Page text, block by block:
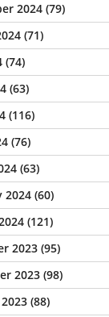
2024 (79)
(71)
(74)
(63)
(116)
(76)
(63)
2024 (60)
(121)
2023 (95)
2023 (98)
(88)